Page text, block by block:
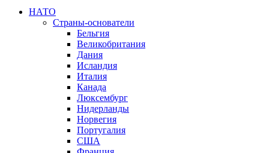
НАТО
Страны-основатели
Бельгия
Великобритания
Дания
Исландия
Италия
Канада
Люксембург
Нидерланды
Норвегия
Португалия
США